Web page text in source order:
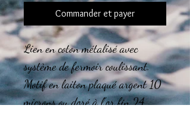
Commander et payer
Lien en coton métalisé avec
système de fermoir coulissant.
Motif en laiton plaqué argent 10
microns ou doré à l'or fin 24